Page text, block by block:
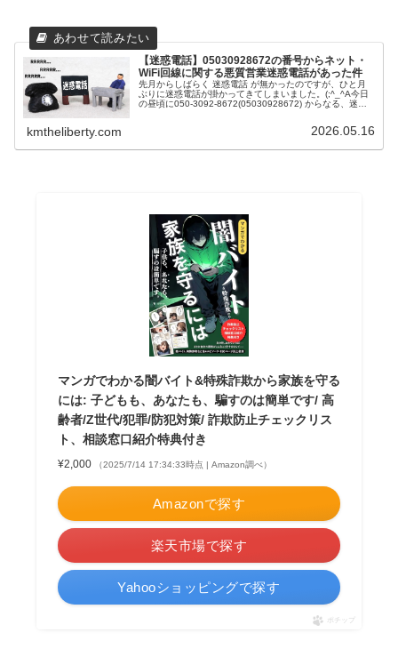
【迷惑電話】05030928672の番号からネット・
WiFi回線に関する悪質営業迷惑電話があった件
先月からしばらく 迷惑電話 が無かったのですが、ひと月
ぶりに迷惑電話が掛かってきてしまいました。(;^_^A今日
の昼頃に050-3092-8672(05030928672) からなる、迷惑
kmtheliberty.com 2026.05.16
マンガでわかる闇バイト&特殊詐欺から家族を守る
には: 子どもも、あなたも、騙すのは簡単です/ 高
齢者/Z世代/犯罪/防犯対策/ 詐欺防止チェックリス
ト、相談窓口紹介特典付き
¥2,000 （2025/7/14 17:34:33時点 | Amazon調べ）
Amazonで探す
楽天市場で探す
Yahooショッピングで探す
ポチップ